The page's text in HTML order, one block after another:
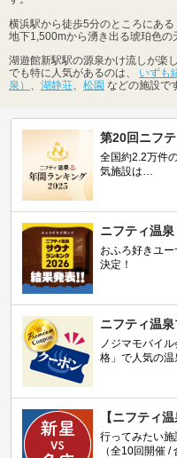
横浜駅から徒歩5分のところにある
地下1,500mから湧き出る琥珀色の
湖遊館新駅駅の源泉かけ流しが楽
でも特に人気があるのは、 いずも
泉） 、 湖静荘、 松園 などの施設で
第20回ニフ
全国約2.2万件
気施設は…
ニフティ温
おふろ好きユ
決定！
ニフティ温
ノジマモバイ
格」で人気の温
【ニフティ
行ってみたい施
（全10回開催 /